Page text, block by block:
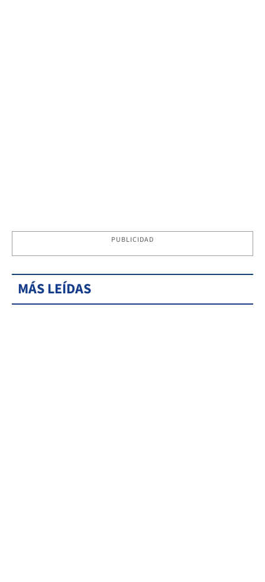
PUBLICIDAD
MÁS LEÍDAS